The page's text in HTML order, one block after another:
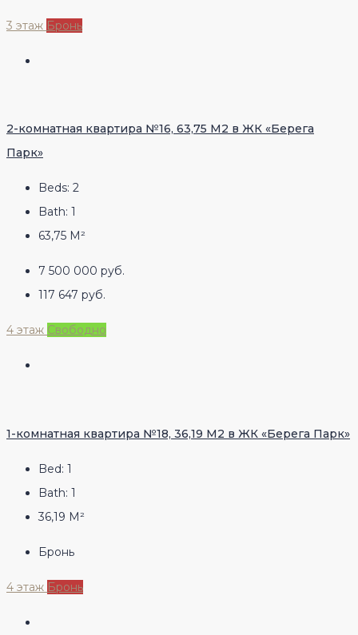
3 этаж Бронь
2-комнатная квартира №16, 63,75 М2 в ЖК «Берега
Парк»
Beds: 2
Bath: 1
63,75 М²
7 500 000 руб.
117 647 руб.
4 этаж Свободно
1-комнатная квартира №18, 36,19 М2 в ЖК «Берега Парк»
Bed: 1
Bath: 1
36,19 М²
Бронь
4 этаж Бронь